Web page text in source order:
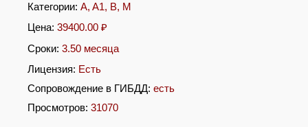
Категории: A, A1, B, M
Цена: 39400.00 ₽
Сроки: 3.50 месяца
Лицензия: Есть
Сопровождение в ГИБДД: есть
Просмотров: 31070